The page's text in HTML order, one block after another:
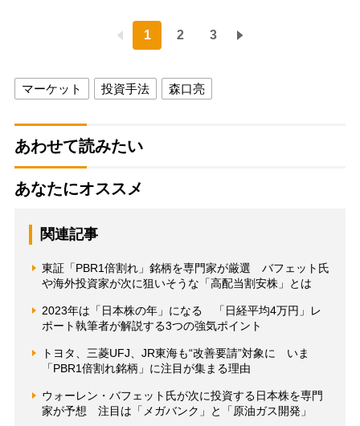
1 2 3
マーケット 投資手法 森口亮
あわせて読みたい
あなたにオススメ
関連記事
東証「PBR1倍割れ」銘柄を専門家が厳選 バフェット氏
や海外投資家が次に狙いそうな「高配当割安株」とは
2023年は「日本株の年」になる 「日経平均4万円」レ
ポート執筆者が解説する3つの強気ポイント
トヨタ、三菱UFJ、JR東海も“改善要請”対象に いま
「PBR1倍割れ銘柄」に注目が集まる理由
ウォーレン・バフェット氏が次に投資する日本株を専門
家が予想 注目は「メガバンク」と「原油ガス開発」